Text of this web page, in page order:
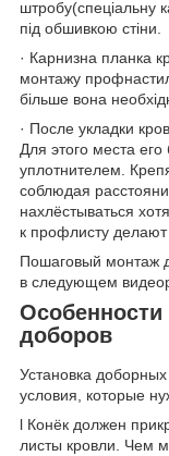
штробу(спеціальну
під обшивкою стіни.
· Карнизна планка
монтажу
більше вона
· После укладки
Для этого места
уплотнителем.
соблюдая
нахлёстываться
к профлисту
Пошаговый монтаж
в следующем
доборов
Установка
условия, которые
l Конёк должен
листы кровли. Чем